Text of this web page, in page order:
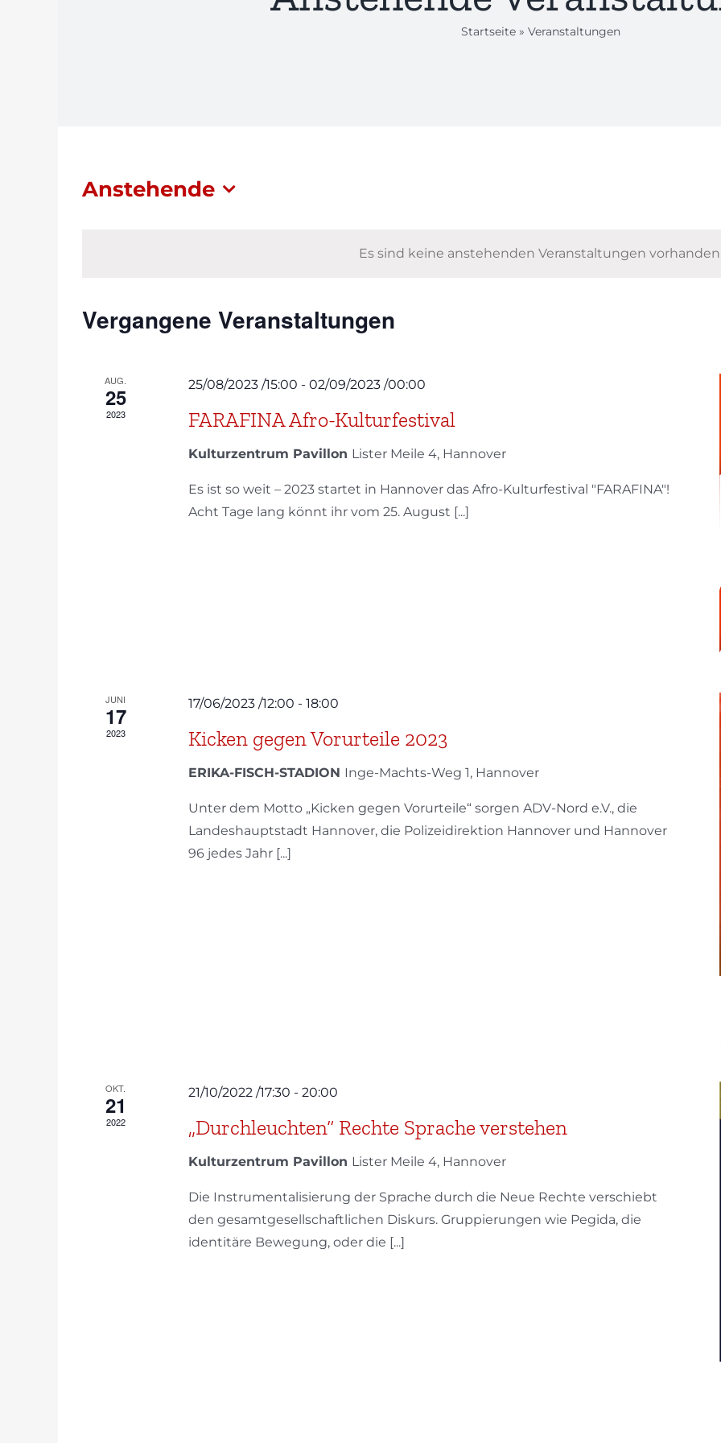
Startseite » Veranstaltungen
Es sind keine anstehenden Veranstaltungen
Anstehende
Vergangene Veranstaltungen
AUG.
25
2023
25/08/2023 /15:00 - 02/09/2023 /00:00
FARAFINA Afro-Kulturfestival
Kulturzentrum Pavillon Lister Meile 4, Hannover
Es ist so weit – 2023 startet in Hannover das Afro-Kulturfestival "FARAFINA"!
Acht Tage lang könnt ihr vom 25. August [...]
JUNI
17
2023
17/06/2023 /12:00 - 18:00
Kicken gegen Vorurteile 2023
ERIKA-FISCH-STADION Inge-Machts-Weg 1, Hannover
Unter dem Motto „Kicken gegen Vorurteile“ sorgen ADV-Nord e.V., die
Landeshauptstadt Hannover, die Polizeidirektion Hannover und Hannover
96 jedes Jahr [...]
OKT.
21
2022
21/10/2022 /17:30 - 20:00
„Durchleuchten“ Rechte Sprache verstehen
Kulturzentrum Pavillon Lister Meile 4, Hannover
Die Instrumentalisierung der Sprache durch die Neue Rechte verschiebt
den gesamtgesellschaftlichen Diskurs. Gruppierungen wie Pegida, die
identitäre Bewegung, oder die [...]